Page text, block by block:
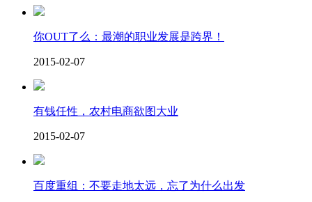
你OUT了么：最潮的职业发展是跨界！
2015-02-07
有钱任性，农村电商欲图大业
2015-02-07
百度重组：不要走地太远，忘了为什么出发